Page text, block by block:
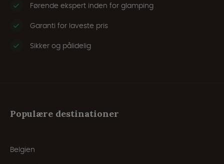
Førende ekspert inden for glamping
Garanti for laveste pris
Sikker og pålidelig
Populære destinationer
Belgien